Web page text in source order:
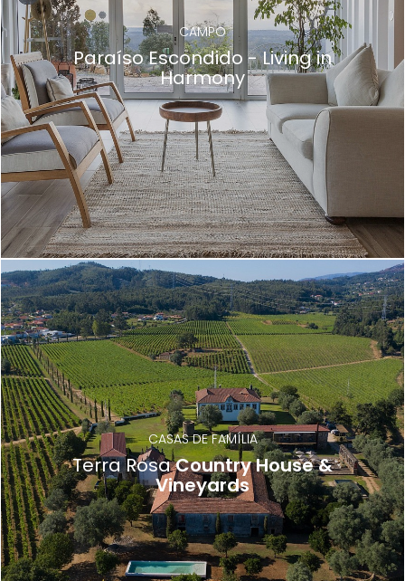
CAMPO
Paraíso Escondido - Living in
Harmony
CASAS DE FAMÍLIA
Terra RosaCountry House &
Vineyards